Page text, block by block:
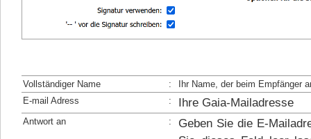
Vollständiger Name :
Ihr Name, der beim Empfänger
E-mail Adress
: Ihre Gaia-Mailadresse
Antwort an :
Geben Sie die E-